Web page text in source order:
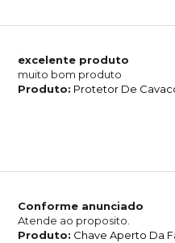
excelente produto
muito bom produto
Produto: Protetor De
Conforme anunciado
Atende ao proposito.
Produto: Chave Aperto Da